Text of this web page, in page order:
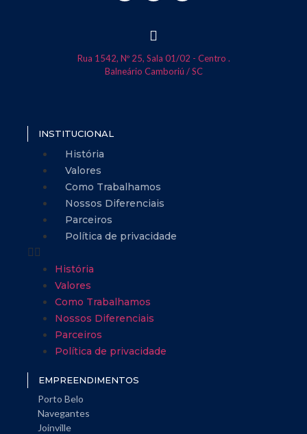
Rua 1542, Nº 25, Sala 01/02 - Centro .
Balneário Camboriú / SC
INSTITUCIONAL
História
Valores
Como Trabalhamos
Nossos Diferenciais
Parceiros
Política de privacidade
História
Valores
Como Trabalhamos
Nossos Diferenciais
Parceiros
Política de privacidade
EMPREENDIMENTOS
Porto Belo
Navegantes
Joinville